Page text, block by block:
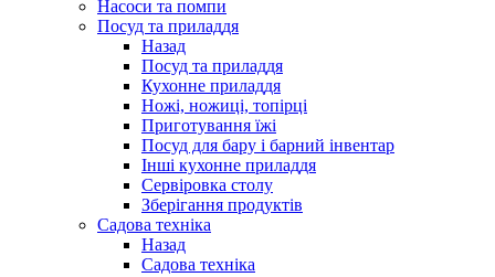
Насоси та помпи
Посуд та приладдя
Назад
Посуд та приладдя
Кухонне приладдя
Ножі, ножиці, топірці
Приготування їжі
Посуд для бару і барний інвентар
Інші кухонне приладдя
Сервіровка столу
Зберігання продуктів
Садова техніка
Назад
Садова техніка